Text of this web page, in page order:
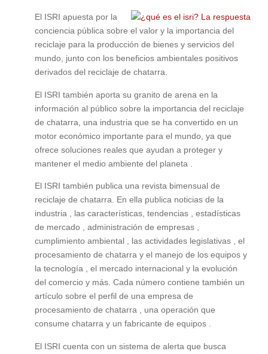
El ISRI apuesta por la
conciencia pública sobre el valor y la importancia del
reciclaje para la producción de bienes y servicios del
mundo, junto con los beneficios ambientales positivos
derivados del reciclaje de chatarra.
El ISRI también aporta su granito de arena en la
información al público sobre la importancia del reciclaje
de chatarra, una industria que se ha convertido en un
motor económico importante para el mundo, ya que
ofrece soluciones reales que ayudan a proteger y
mantener el medio ambiente del planeta .
El ISRI también publica una revista bimensual de
reciclaje de chatarra. En ella publica noticias de la
industria , las características, tendencias , estadísticas
de mercado , administración de empresas ,
cumplimiento ambiental , las actividades legislativas , el
procesamiento de chatarra y el manejo de los equipos y
la tecnología , el mercado internacional y la evolución
del comercio y más. Cada número contiene también un
artículo sobre el perfil de una empresa de
procesamiento de chatarra , una operación que
consume chatarra y un fabricante de equipos .
El ISRI cuenta con un sistema de alerta que busca